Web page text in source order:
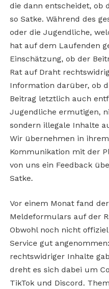
die dann entscheidet, ob
so Satke. Während des
oder die Jugendliche,
hat auf dem Laufenden
Einschätzung, ob der
Rat auf Draht
Information darüber, ob
Beitrag letztlich auch
Jugendliche ermutigen,
sondern illegale Inhalte
Wir übernehmen in
Kommunikation mit der
von uns ein Feedback
Satke.
Vor einem Monat fand
Meldeformulars auf der
Obwohl noch nicht
Service gut
rechtswidriger Inhalte
dreht es sich dabei um
TikTok und Discord.